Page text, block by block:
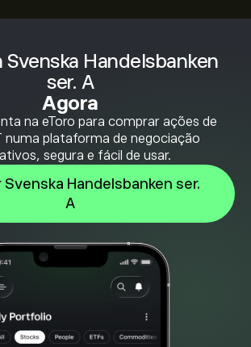
Svenska Handelsbanken
ser. A
Agora
na eToro para comprar ações de
numa plataforma de negociação
segura e fácil de usar.
Svenska Handelsbanken ser.
A